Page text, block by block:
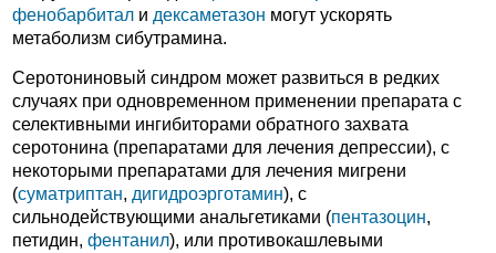
фенобарбитал и дексаметазон могут ускорять
метаболизм сибутрамина.
Серотониновый синдром может развиться в редких
случаях при одновременном применении препарата с
селективными ингибиторами обратного захвата
серотонина (препаратами для лечения депрессии), с
некоторыми препаратами для лечения мигрени
(суматриптан, дигидроэрготамин), с
сильнодействующими анальгетиками (пентазоцин,
петидин, фентанил), или противокашлевыми